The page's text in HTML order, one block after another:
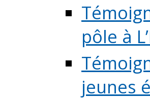
pôle à
jeunes